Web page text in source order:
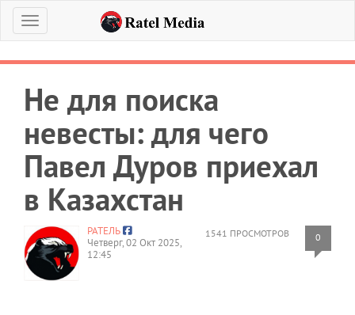
Меню
Не для поиска
невесты: для чего
Павел Дуров приехал
в Казахстан
1541 ПРОСМОТРОВ 0
РАТЕЛЬ
Четверг, 02 Окт 2025,
12:45